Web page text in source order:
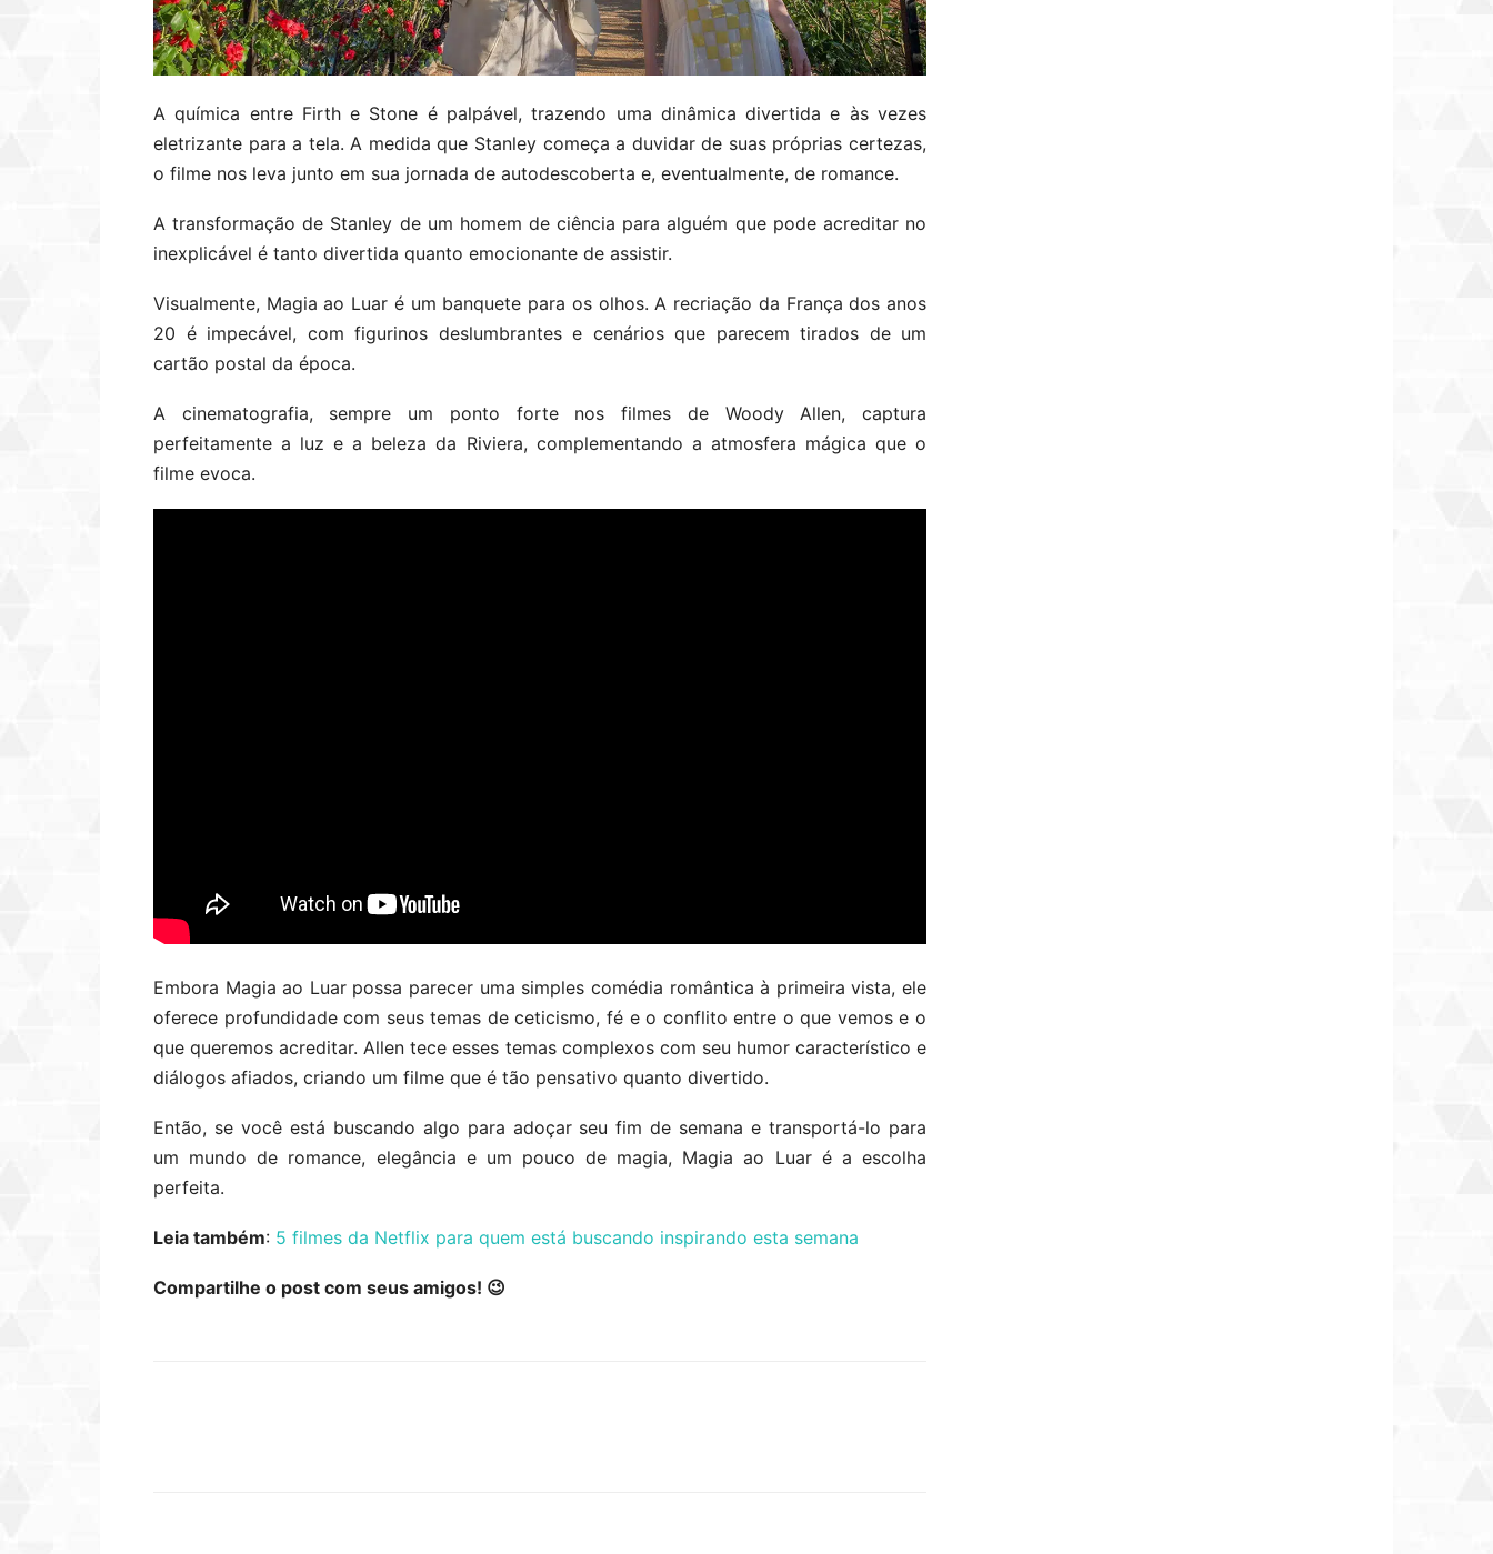
A química entre Firth e Stone é palpável, trazendo uma dinâmica divertida e às vezes
eletrizante para a tela. A medida que Stanley começa a duvidar de suas próprias certezas,
o filme nos leva junto em sua jornada de autodescoberta e, eventualmente, de romance.
A transformação de Stanley de um homem de ciência para alguém que pode acreditar no
inexplicável é tanto divertida quanto emocionante de assistir.
Visualmente, Magia ao Luar é um banquete para os olhos. A recriação da França dos anos
20 é impecável, com figurinos deslumbrantes e cenários que parecem tirados de um
cartão postal da época.
A cinematografia, sempre um ponto forte nos filmes de Woody Allen, captura
perfeitamente a luz e a beleza da Riviera, complementando a atmosfera mágica que o
filme evoca.
Embora Magia ao Luar possa parecer uma simples comédia romântica à primeira vista, ele
oferece profundidade com seus temas de ceticismo, fé e o conflito entre o que vemos e o
que queremos acreditar. Allen tece esses temas complexos com seu humor característico e
diálogos afiados, criando um filme que é tão pensativo quanto divertido.
Então, se você está buscando algo para adoçar seu fim de semana e transportá-lo para
um mundo de romance, elegância e um pouco de magia, Magia ao Luar é a escolha
perfeita.
Leia também: 5 filmes da Netflix para quem está buscando inspirando esta semana
Compartilhe o post com seus amigos! 😉